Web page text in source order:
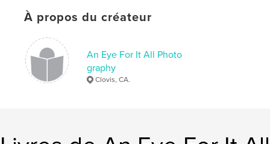
À propos du créateur
An Eye For It All Photo
graphy
Clovis, CA.